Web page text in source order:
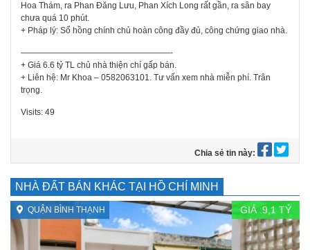
Hoa Thám, ra Phan Đăng Lưu, Phan Xích Long rất gần, ra sân bay
chưa quá 10 phút.
+ Pháp lý: Sổ hồng chính chủ hoàn công đầy đủ, công chứng giao nhà.
——————————————————-
+ Giá 6.6 tỷ TL chủ nhà thiện chí gấp bán.
+ Liên hệ: Mr Khoa – 0582063101. Tư vấn xem nhà miễn phí. Trân
trọng.
Visits: 49
Chia sẻ tin này:
NHÀ ĐẤT BÁN KHÁC TẠI HỒ CHÍ MINH
QUẬN BÌNH THẠNH GIÁ :9,1 TỶ